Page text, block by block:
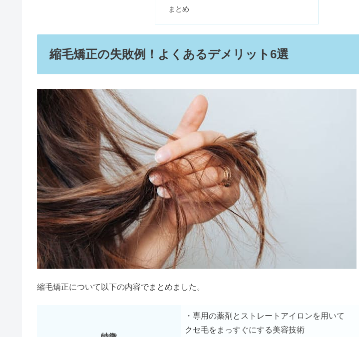
ドロアスやばい？シャンプーはどれがいい＆美容師の口コミも
ツーブロック失敗でタラちゃん？セルフで後ろ刈り上げすぎた直し方
クレムドアンの悪質な口コミは嘘？解約方法や白髪に効果なしの真相
ストレートヘアアイロンで痛まないランキング7選！【美容師おすすめ】
ミルボンシャンプーの種類は？口コミ＆選び方【ランキング5選】
まとめ
縮毛矯正の失敗例！よくあるデメリット6選
縮毛矯正について以下の内容でまとめました。
・専用の薬剤とストレートアイロンを用いて
クセ毛をまっすぐにする美容技術